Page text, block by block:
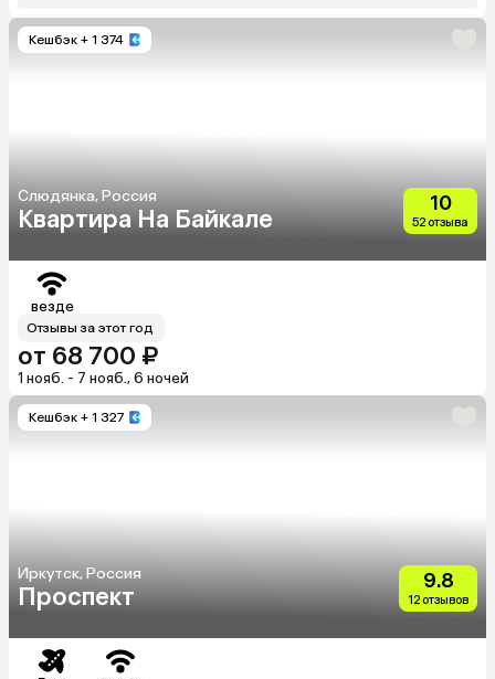
Кешбэк + 1 374
Слюдянка, Россия
Квартира На Байкале
10
52 отзыва
везде
Отзывы за этот год
от 68 700 ₽
1 нояб. - 7 нояб., 6 ночей
Кешбэк + 1 327
Иркутск, Россия
Проспект
9.8
12 отзывов